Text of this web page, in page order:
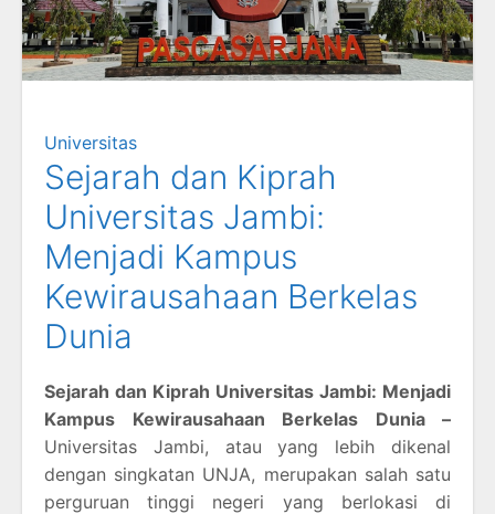
Universitas
Sejarah dan Kiprah
Universitas Jambi:
Menjadi Kampus
Kewirausahaan Berkelas
Dunia
Sejarah dan Kiprah Universitas Jambi: Menjadi
Kampus Kewirausahaan Berkelas Dunia –
Universitas Jambi, atau yang lebih dikenal
dengan singkatan UNJA, merupakan salah satu
perguruan tinggi negeri yang berlokasi di